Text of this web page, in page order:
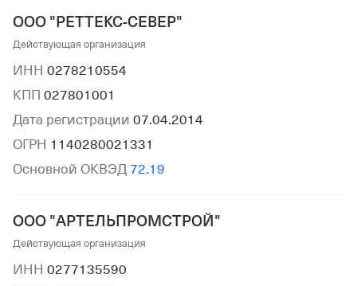
ООО "РЕТТЕКС-СЕВЕР"
Действующая организация
ИНН 0278210554
КПП 027801001
Дата регистрации 07.04.2014
ОГРН 1140280021331
Основной ОКВЭД 72.19
ООО "АРТЕЛЬПРОМСТРОЙ"
Действующая организация
ИНН 0277135590